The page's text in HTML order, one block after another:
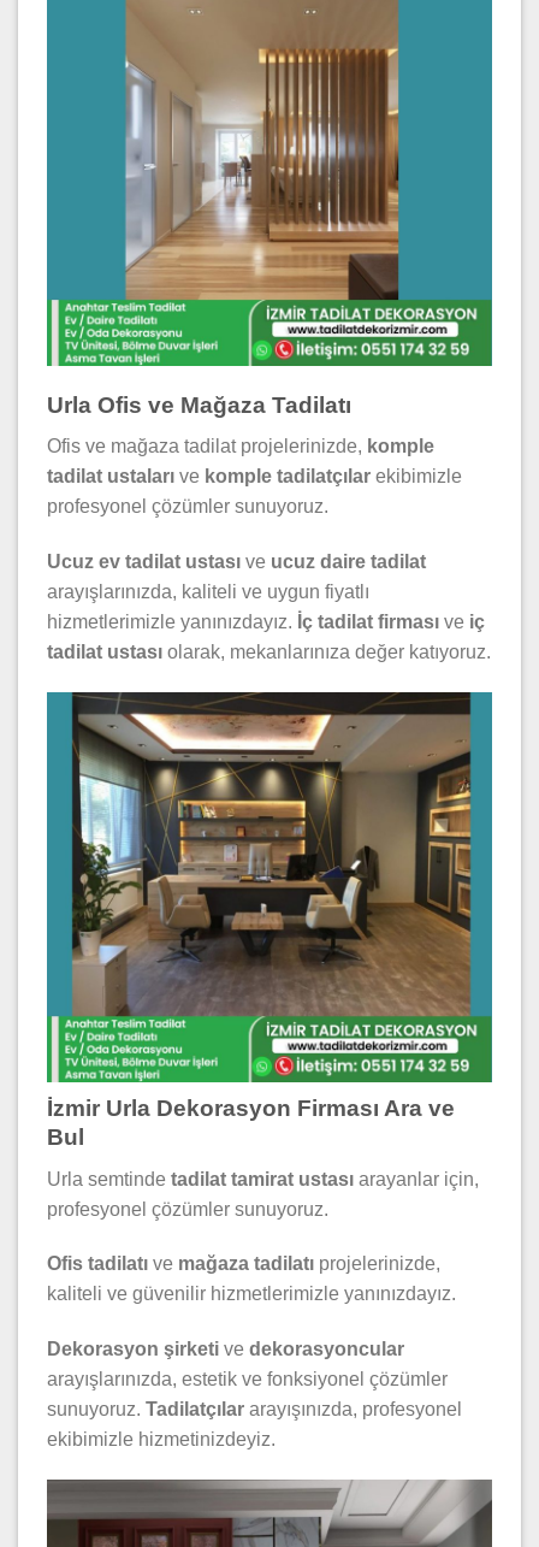
Urla Ofis ve Mağaza Tadilatı
Ofis ve mağaza tadilat projelerinizde, komple
tadilat ustaları ve komple tadilatçılar ekibimizle
profesyonel çözümler sunuyoruz.
Ucuz ev tadilat ustası ve ucuz daire tadilat
arayışlarınızda, kaliteli ve uygun fiyatlı
hizmetlerimizle yanınızdayız. İç tadilat firması ve iç
tadilat ustası olarak, mekanlarınıza değer katıyoruz.
İzmir Urla Dekorasyon Firması Ara ve
Bul
Urla semtinde tadilat tamirat ustası arayanlar için,
profesyonel çözümler sunuyoruz.
Ofis tadilatı ve mağaza tadilatı projelerinizde,
kaliteli ve güvenilir hizmetlerimizle yanınızdayız.
Dekorasyon şirketi ve dekorasyoncular
arayışlarınızda, estetik ve fonksiyonel çözümler
sunuyoruz. Tadilatçılar arayışınızda, profesyonel
ekibimizle hizmetinizdeyiz.